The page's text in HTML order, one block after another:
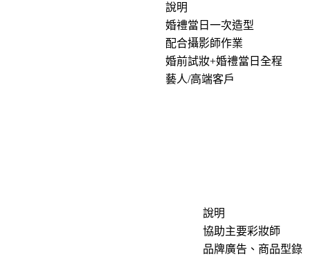
說明
婚禮當日一次造型
配合攝影師作業
婚前試妝+婚禮當日全程
藝人/高端客戶
說明
協助主要彩妝師
品牌廣告、商品型錄